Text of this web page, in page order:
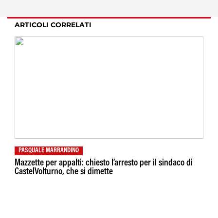
ARTICOLI CORRELATI
PASQUALE MARRANDINO
Mazzette per appalti: chiesto l’arresto per il sindaco di
CastelVolturno, che si dimette